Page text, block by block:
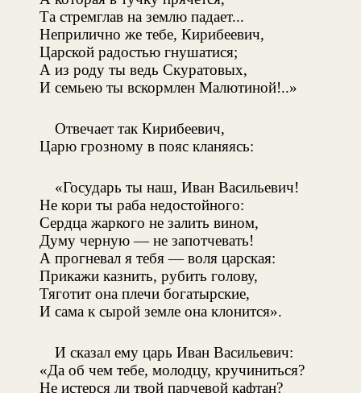
Та стремглав на землю падает...
Неприлично же тебе, Кирибеевич,
Царской радостью гнушатися;
А из роду ты ведь Скуратовых,
И семьею ты вскормлен Малютиной!..»
Отвечает так Кирибеевич,
Царю грозному в пояс кланяясь:
«Государь ты наш, Иван Васильевич!
Не кори ты раба недостойного:
Сердца жаркого не залить вином,
Думу черную — не запотчевать!
А прогневал я тебя — воля царская:
Прикажи казнить, рубить голову,
Тяготит она плечи богатырские,
И сама к сырой земле она клонится».
И сказал ему царь Иван Васильевич:
«Да об чем тебе, молодцу, кручиниться?
Не истерся ли твой парчевой кафтан?